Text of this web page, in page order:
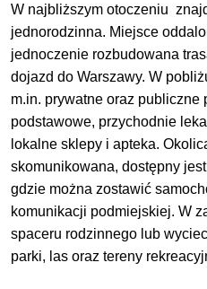
W najbliższym otoczeniu
jednorodzinna. Miejsce
jednoczenie rozbudowana
dojazd do Warszawy. W
m.in. prywatne oraz publiczne
podstawowe, przychodnie
lokalne sklepy i apteka.
skomunikowana, dostępny
gdzie można zostawić
komunikacji podmiejskiej. W
spaceru rodzinnego lub
parki, las oraz tereny